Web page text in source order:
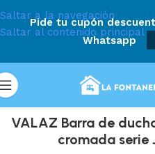
Saltar a la navegación
Saltar al contenido principal
Pide tu cupón
Whatsapp
VALAZ Barra de
cromada serie